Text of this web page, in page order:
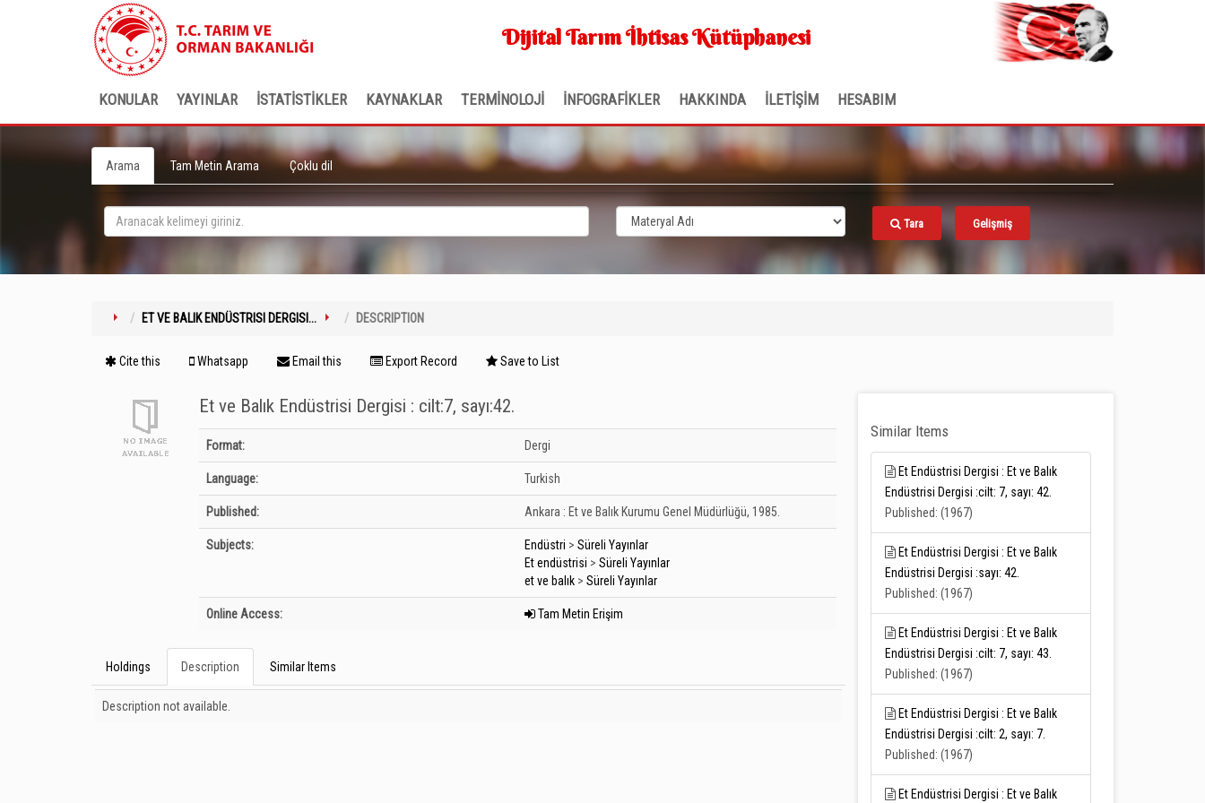
Dijital Tarım İhtisas Kütüphanesi
KONULAR YAYINLAR İSTATİSTİKLER KAYNAKLAR TERMİNOLOJİ İNFOGRAFİKLER HAKKINDA İLETİŞİM HESABIM
Arama Tam Metin Arama Çoklu dil
Tara Gelişmiş
ET VE BALIK ENDÜSTRISI DERGISI... DESCRIPTION
Cite this Whatsapp Email this Export Record Save to List
Et ve Balık Endüstrisi Dergisi : cilt:7, sayı:42.
Bibliographic Details
Format: Dergi
Language: Turkish
Published: Ankara : Et ve Balık Kurumu Genel Müdürlüğü, 1985.
Subjects: Endüstri > Süreli Yayınlar
Et endüstrisi > Süreli Yayınlar
et ve balık > Süreli Yayınlar
Online Access: Tam Metin Erişim
Holdings Description Similar Items
Description
Description not available.
Similar Items
Et Endüstrisi Dergisi : Et ve Balık
Endüstrisi Dergisi :cilt: 7, sayı: 42.
Published: (1967)
Et Endüstrisi Dergisi : Et ve Balık
Endüstrisi Dergisi :sayı: 42.
Published: (1967)
Et Endüstrisi Dergisi : Et ve Balık
Endüstrisi Dergisi :cilt: 7, sayı: 43.
Published: (1967)
Et Endüstrisi Dergisi : Et ve Balık
Endüstrisi Dergisi :cilt: 2, sayı: 7.
Published: (1967)
Et Endüstrisi Dergisi : Et ve Balık